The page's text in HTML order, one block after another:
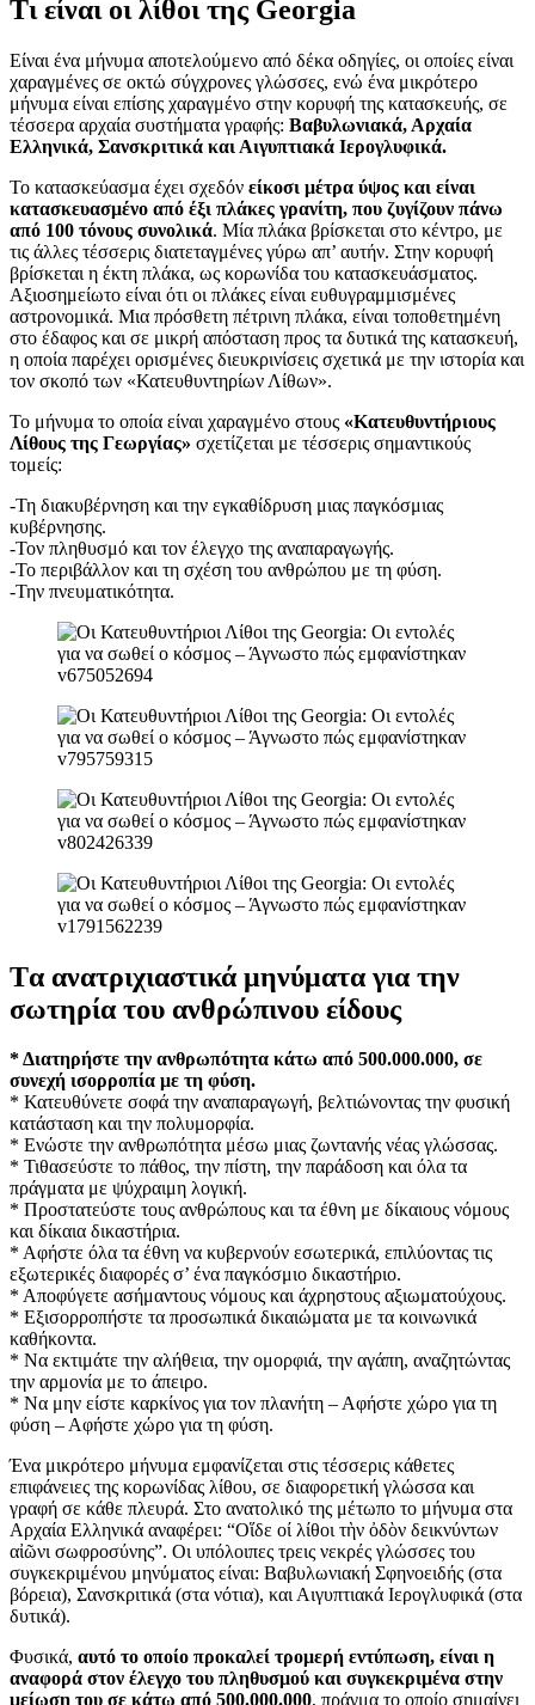
Τι είναι οι λίθοι της Georgia
Είναι ένα μήνυμα αποτελούμενο από δέκα οδηγίες, οι οποίες είναι
χαραγμένες σε οκτώ σύγχρονες γλώσσες, ενώ ένα μικρότερο
μήνυμα είναι επίσης χαραγμένο στην κορυφή της κατασκευής, σε
τέσσερα αρχαία συστήματα γραφής: Βαβυλωνιακά, Αρχαία
Ελληνικά, Σανσκριτικά και Αιγυπτιακά Ιερογλυφικά.
Το κατασκεύασμα έχει σχεδόν είκοσι μέτρα ύψος και είναι
κατασκευασμένο από έξι πλάκες γρανίτη, που ζυγίζουν πάνω
από 100 τόνους συνολικά. Μία πλάκα βρίσκεται στο κέντρο, με
τις άλλες τέσσερις διατεταγμένες γύρω απ’ αυτήν. Στην κορυφή
βρίσκεται η έκτη πλάκα, ως κορωνίδα του κατασκευάσματος.
Αξιοσημείωτο είναι ότι οι πλάκες είναι ευθυγραμμισμένες
αστρονομικά. Μια πρόσθετη πέτρινη πλάκα, είναι τοποθετημένη
στο έδαφος και σε μικρή απόσταση προς τα δυτικά της κατασκευή,
η οποία παρέχει ορισμένες διευκρινίσεις σχετικά με την ιστορία και
τον σκοπό των «Κατευθυντηρίων Λίθων».
Το μήνυμα το οποία είναι χαραγμένο στους «Κατευθυντήριους
Λίθους της Γεωργίας» σχετίζεται με τέσσερις σημαντικούς
τομείς:
-Τη διακυβέρνηση και την εγκαθίδρυση μιας παγκόσμιας
κυβέρνησης.
-Τον πληθυσμό και τον έλεγχο της αναπαραγωγής.
-Το περιβάλλον και τη σχέση του ανθρώπου με τη φύση.
-Την πνευματικότητα.
Tα ανατριχιαστικά μηνύματα για την
σωτηρία του ανθρώπινου είδους
* Διατηρήστε την ανθρωπότητα κάτω από 500.000.000, σε
συνεχή ισορροπία με τη φύση.
* Κατευθύνετε σοφά την αναπαραγωγή, βελτιώνοντας την φυσική
κατάσταση και την πολυμορφία.
* Ενώστε την ανθρωπότητα μέσω μιας ζωντανής νέας γλώσσας.
* Τιθασεύστε το πάθος, την πίστη, την παράδοση και όλα τα
πράγματα με ψύχραιμη λογική.
* Προστατεύστε τους ανθρώπους και τα έθνη με δίκαιους νόμους
και δίκαια δικαστήρια.
* Αφήστε όλα τα έθνη να κυβερνούν εσωτερικά, επιλύοντας τις
εξωτερικές διαφορές σ’ ένα παγκόσμιο δικαστήριο.
* Αποφύγετε ασήμαντους νόμους και άχρηστους αξιωματούχους.
* Εξισορροπήστε τα προσωπικά δικαιώματα με τα κοινωνικά
καθήκοντα.
* Να εκτιμάτε την αλήθεια, την ομορφιά, την αγάπη, αναζητώντας
την αρμονία με το άπειρο.
* Να μην είστε καρκίνος για τον πλανήτη – Αφήστε χώρο για τη
φύση – Αφήστε χώρο για τη φύση.
Ένα μικρότερο μήνυμα εμφανίζεται στις τέσσερις κάθετες
επιφάνειες της κορωνίδας λίθου, σε διαφορετική γλώσσα και
γραφή σε κάθε πλευρά. Στο ανατολικό της μέτωπο το μήνυμα στα
Αρχαία Ελληνικά αναφέρει: “Οἵδε οί λίθοι τὴν ὀδὸν δεικνύντων
αἰῶνι σωφροσύνης”. Οι υπόλοιπες τρεις νεκρές γλώσσες του
συγκεκριμένου μηνύματος είναι: Βαβυλωνιακή Σφηνοειδής (στα
βόρεια), Σανσκριτικά (στα νότια), και Αιγυπτιακά Ιερογλυφικά (στα
δυτικά).
Φυσικά, αυτό το οποίο προκαλεί τρομερή εντύπωση, είναι η
αναφορά στον έλεγχο του πληθυσμού και συγκεκριμένα στην
μείωση του σε κάτω από 500.000.000, πράγμα το οποίο σημαίνει